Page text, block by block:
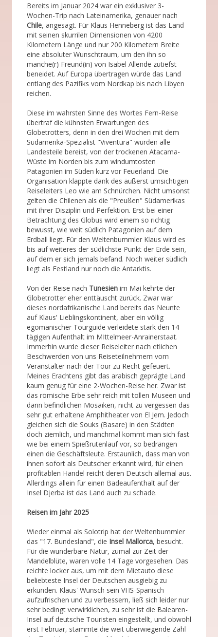
Bereits im Januar 2024 war ein exklusiver 3-
Wochen-Trip nach Lateinamerika, genauer nach
Chile, angesagt. Für Klaus Henneberg ist das Land
mit seinen skurrilen Dimensionen von 4200
Kilometern Länge und nur 200 Kilometern Breite
eine absoluter Wunschtraum, um den ihn so
manche(r) Freund(in) von Isabel Allende zutiefst
beneidet. Auf Europa übertragen würde das Land
entlang des Pazifiks vom Nordkap bis nach Libyen
reichen.
Diese im wahrsten Sinne des Wortes Fern-Reise
übertraf die kühnsten Erwartungen des
Globetrotters, denn in den drei Wochen mit dem
Südamerika-Spezialist "Viventura" wurden alle
Landesteile bereist, von der trockenen Atacama-
Wüste im Norden bis zum windumtosten
Patagonien im Süden kurz vor Feuerland. Die
Organisation klappte dank des äußerst umsichtigen
Reiseleiters Leo wie am Schnürchen. Nicht umsonst
gelten die Chilenen als die "Preußen" Südamerikas
mit ihrer Disziplin und Perfektion. Erst bei einer
Betrachtung des Globus wird einem so richtig
bewusst, wie weit südlich Patagonien auf dem
Erdball liegt. Für den Weltenbummler Klaus wird es
bis auf weiteres der südlichste Punkt der Erde sein,
auf dem er sich jemals befand. Noch weiter südlich
liegt als Festland nur noch die Antarktis.
Von der Reise nach Tunesien im Mai kehrte der
Globetrotter eher enttäuscht zurück. Zwar war
dieses nordafrikanische Land bereits das Neunte
auf Klaus' Lieblingskontinent, aber ein völlig
egomanischer Tourguide verleidete stark den 14-
tägigen Aufenthalt im MIttelmeer-Anrainerstaat.
Immerhin wurde dieser Reiseleiter nach etlichen
Beschwerden von uns Reiseteilnehmern vom
Veranstalter nach der Tour zu Recht gefeuert.
Meines Erachtens gibt das arabisch geprägte Land
kaum genug für eine 2-Wochen-Reise her. Zwar ist
das römische Erbe sehr reich mit tollen Museen und
darin befindlichen Mosaiken, nicht zu vergessen das
sehr gut erhaltene Amphitheater von El Jem. Jedoch
gleichen sich die Souks (Basare) in den Städten
doch ziemlich, und manchmal kommt man sich fast
wie bei einem Spießrutenlauf vor, so bedrängen
einen die Geschäftsleute. Erstaunlich, dass man von
ihnen sofort als Deutscher erkannt wird, für einen
profitablen Handel reicht deren Deutsch allemal aus.
Allerdings allein für einen Badeaufenthalt auf der
Insel Djerba ist das Land auch zu schade.
Reisen im Jahr 2025
Wieder einmal als Solotrip hat der Weltenbummler
das "17. Bundesland", die Insel Mallorca, besucht.
Für die wunderbare Natur, zumal zur Zeit der
Mandelblüte, waren volle 14 Tage vorgesehen. Das
reichte locker aus, um mit dem Mietauto diese
beliebteste Insel der Deutschen ausgiebig zu
erkunden. Klaus' Wunsch sein VHS-Spanisch
aufzufrischen und zu verbessern, ließ sich leider nur
sehr bedingt verwirklichen, zu sehr ist die Balearen-
Insel auf deutsche Touristen eingestellt, und obwohl
erst Februar, stammte die weit überwiegende Zahl